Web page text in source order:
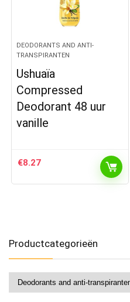
DEODORANTS AND ANTI-
TRANSPIRANTEN
Ushuaïa
Compressed
Deodorant 48 uur
vanille
€8.27
Productcategorieën